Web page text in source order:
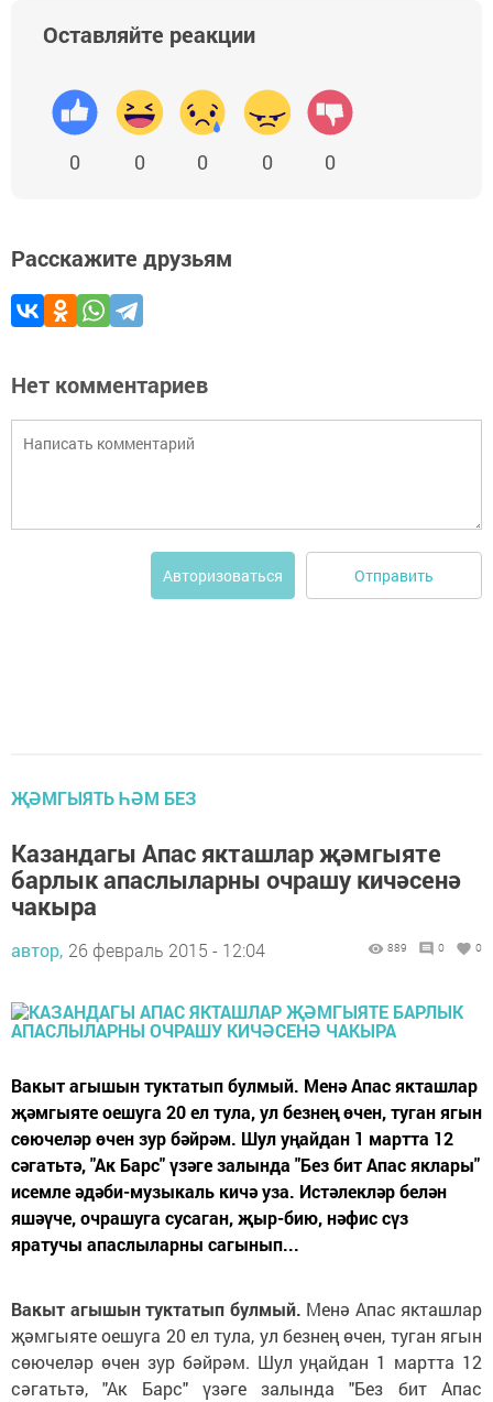
Оставляйте реакции
0 0 0 0 0
Расскажите друзьям
Нет комментариев
Авторизоваться Отправить
ҖӘМГЫЯТЬ ҺӘМ БЕЗ
Казандагы Апас якташлар җәмгыяте
барлык апаслыларны очрашу кичәсенә
чакыра
автор, 26 февраль 2015 - 12:04 889 0 0
Вакыт агышын туктатып булмый. Менә Апас якташлар
җәмгыяте оешуга 20 ел тула, ул безнең өчен, туган ягын
сөючеләр өчен зур бәйрәм. Шул уңайдан 1 мартта 12
сәгатьтә, "Ак Барс" үзәге залында "Без бит Апас яклары"
исемле әдәби-музыкаль кичә уза. Истәлекләр белән
яшәүче, очрашуга сусаган, җыр-бию, нәфис сүз
яратучы апаслыларны сагынып...
Вакыт агышын туктатып булмый. Менә Апас якташлар
җәмгыяте оешуга 20 ел тула, ул безнең өчен, туган ягын
сөючеләр өчен зур бәйрәм. Шул уңайдан 1 мартта 12
сәгатьтә, "Ак Барс" үзәге залында "Без бит Апас